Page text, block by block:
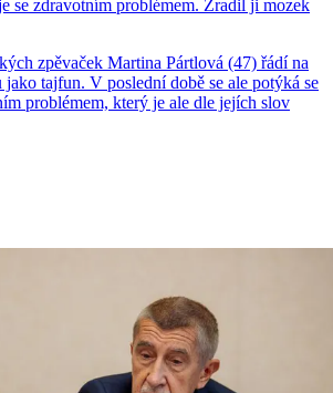
se zdravotním problémem. Zradil ji mozek
zpěvaček Martina Pártlová (47) řádí na
tajfun. V poslední době se ale potýká se
problémem, který je ale dle jejích slov